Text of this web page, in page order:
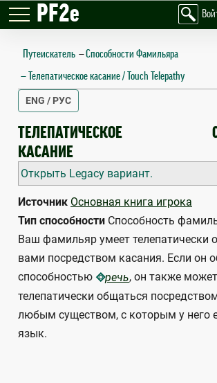
PF2e
Путеискатель —Способности Фамильяра
Телепатическое касание / Touch Telepathy
ENG / РУС
ТЕЛЕПАТИЧЕСКОЕ
КАСАНИЕ
TOUCH TELEPATHY
Открыть Legacy вариант.
Источник Основная книга игрока
Тип способности Способность
Ваш фамильяр умеет телепатически
вами посредством касания. Если он
способностью
речь, он также может
телепатически общаться
любым существом, с которым у него
язык.